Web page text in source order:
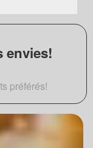
envies!
préférés!